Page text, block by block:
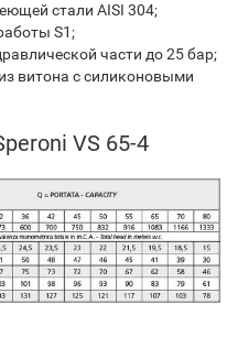
стали AISI 304;
S1;
части до 25 бар;
витона с силиконовыми
VS 65-4